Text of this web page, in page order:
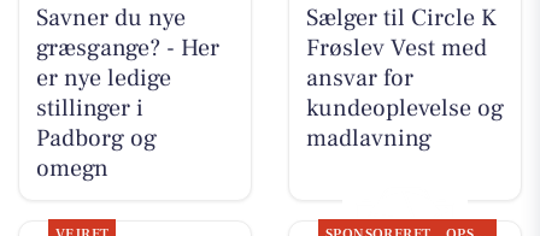
Savner du nye
græsgange? - Her
er nye ledige
stillinger i
Padborg og
omegn
Sælger til Circle K
Frøslev Vest med
ansvar for
kundeoplevelse og
madlavning